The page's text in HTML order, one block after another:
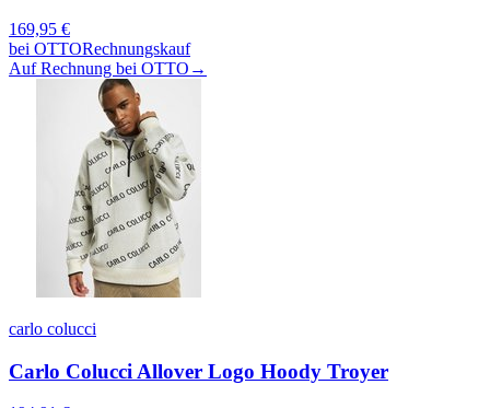
169,95 €
bei OTTORechnungskauf
Auf Rechnung bei OTTO →
carlo colucci
Carlo Colucci Allover Logo Hoody Troyer